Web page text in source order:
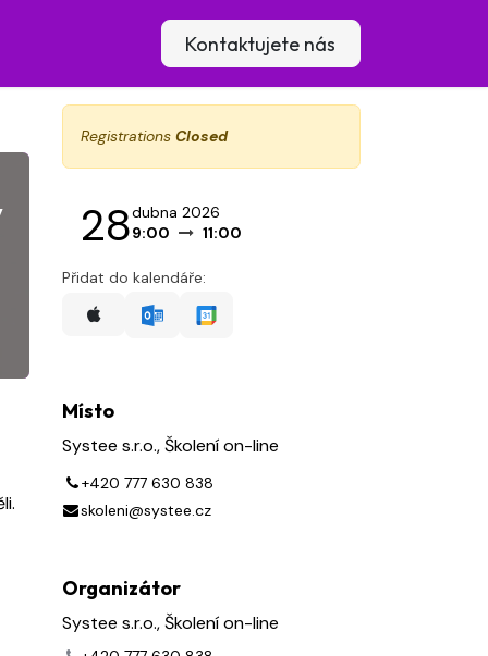
Kontaktujete nás
Registrations Closed
28dubna 2026
9:00
11:00
Přidat do kalendáře:
Místo
Systee s.r.o., Školení on-line
+420 777 630 838
skoleni@systee.cz
Organizátor
Systee s.r.o., Školení on-line